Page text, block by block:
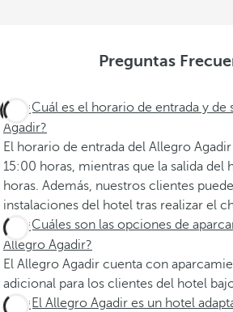
Preguntas
¿Cuál es el horario de entrada y de
Agadir?
El horario de entrada del Allegro
15:00 horas, mientras que la salida del
horas. Además, nuestros clientes
instalaciones del hotel tras realizar el
¿Cuáles son las opciones de
Allegro Agadir?
El Allegro Agadir cuenta con
adicional para los clientes del hotel
¿El Allegro Agadir es un hotel